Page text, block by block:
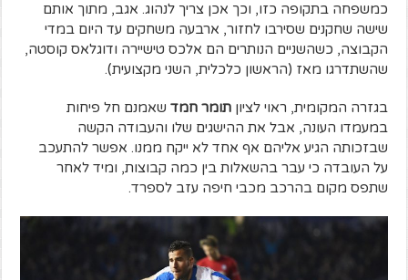
כמשפחה בתקופה כזו, וכך אכן צריך לנהוג. אגב, מתוך אותם
שישה שחקנים שסירבו לחזור, ארבעה משחקים עד היום במדי
הקבוצה, כשהשניים הנותרים הם אלכס טישיירה ודוגלאס קוסטה,
שהשתדרגו מאז (הראשון כלכלית, השני מקצועית).
בגזרה המקומית, ראוי לציוןתומר חמד שאמנם חל פיחות
במעמדו העונה, אבל את ההישגים שלו והעבודה הקשה
שבזכותה הגיע אליהם אף אחד לא ייקח ממנו. אפשר להתעכב
על העובדה כי עבר בהשאלות בין כמה קבוצות, ומיד לאחר
שתפס מקום בהרכב מכבי חיפה עזב לספרד.